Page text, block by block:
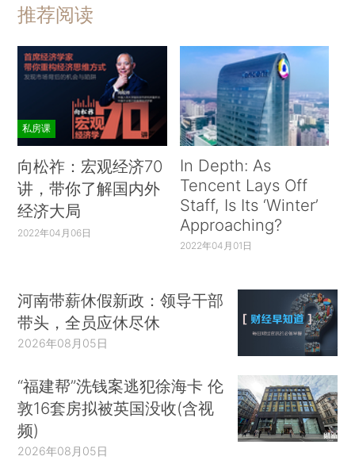
推荐阅读
私房课
向松祚：宏观经济70
讲，带你了解国内外
经济大局
2022年04月06日
In Depth: As
Tencent Lays Off
Staff, Is Its ‘Winter’
Approaching?
2022年04月01日
河南带薪休假新政：领导干部
带头，全员应休尽休
2026年08月05日
“福建帮”洗钱案逃犯徐海卡 伦
敦16套房拟被英国没收(含视
频)
2026年08月05日